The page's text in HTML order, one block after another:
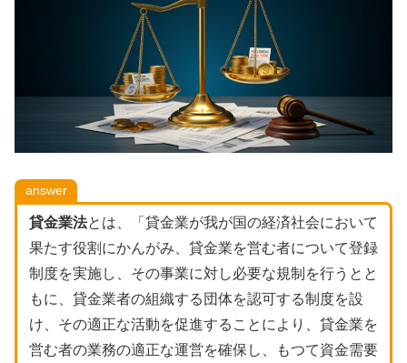
answer
貸金業法とは、「貸金業が我が国の経済社会において
果たす役割にかんがみ、貸金業を営む者について登録
制度を実施し、その事業に対し必要な規制を行うとと
もに、貸金業者の組織する団体を認可する制度を設
け、その適正な活動を促進することにより、貸金業を
営む者の業務の適正な運営を確保し、もつて資金需要